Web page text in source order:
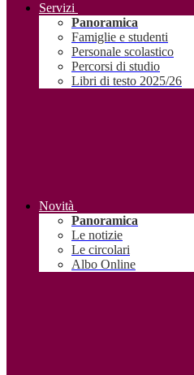
Servizi
Panoramica
Famiglie e studenti
Personale scolastico
Percorsi di studio
Libri di testo 2025/26
Novità
Panoramica
Le notizie
Le circolari
Albo Online